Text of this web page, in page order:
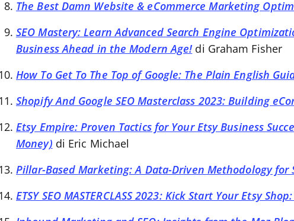
The Best Damn Website & eCommerce Marketing
SEO Mastery: Learn Advanced Search Engine
Business Ahead in the Modern Age!di Graham Fisher
How To Get To The Top of Google: The Plain English
Shopify And Google SEO Masterclass 2023: Building
Etsy Empire: Proven Tactics for Your Etsy Business
Money) di Eric Michael
Pillar-Based Marketing: A Data-Driven Methodology for
ETSY SEO MASTERCLASS 2023: Kick Start Your Etsy